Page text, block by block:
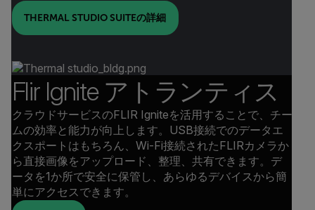
THERMAL STUDIO SUITEの詳細
Flir Ignite アトランティス
クラウドサービスのFLIR Igniteを活用することで、チー
ムの効率と能力が向上します。USB接続でのデータエ
クスポートはもちろん、Wi-Fi接続されたFLIRカメラか
ら直接画像をアップロード、整理、共有できます。デ
ータを1か所で安全に保管し、あらゆるデバイスから簡
単にアクセスできます。